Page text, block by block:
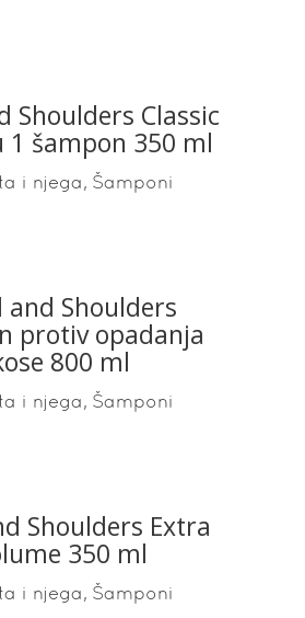
READ MORE
Shoulders Classic
1 šampon 350 ml
i njega, Šamponi
READ MORE
and Shoulders
protiv opadanja
800 ml
i njega, Šamponi
READ MORE
Shoulders Extra
350 ml
i njega, Šamponi